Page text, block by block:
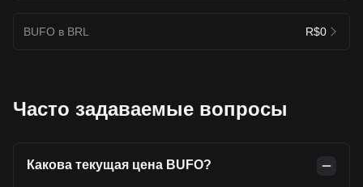
BUFO в BRL R$0
Часто задаваемые вопросы
Какова текущая цена BUFO?